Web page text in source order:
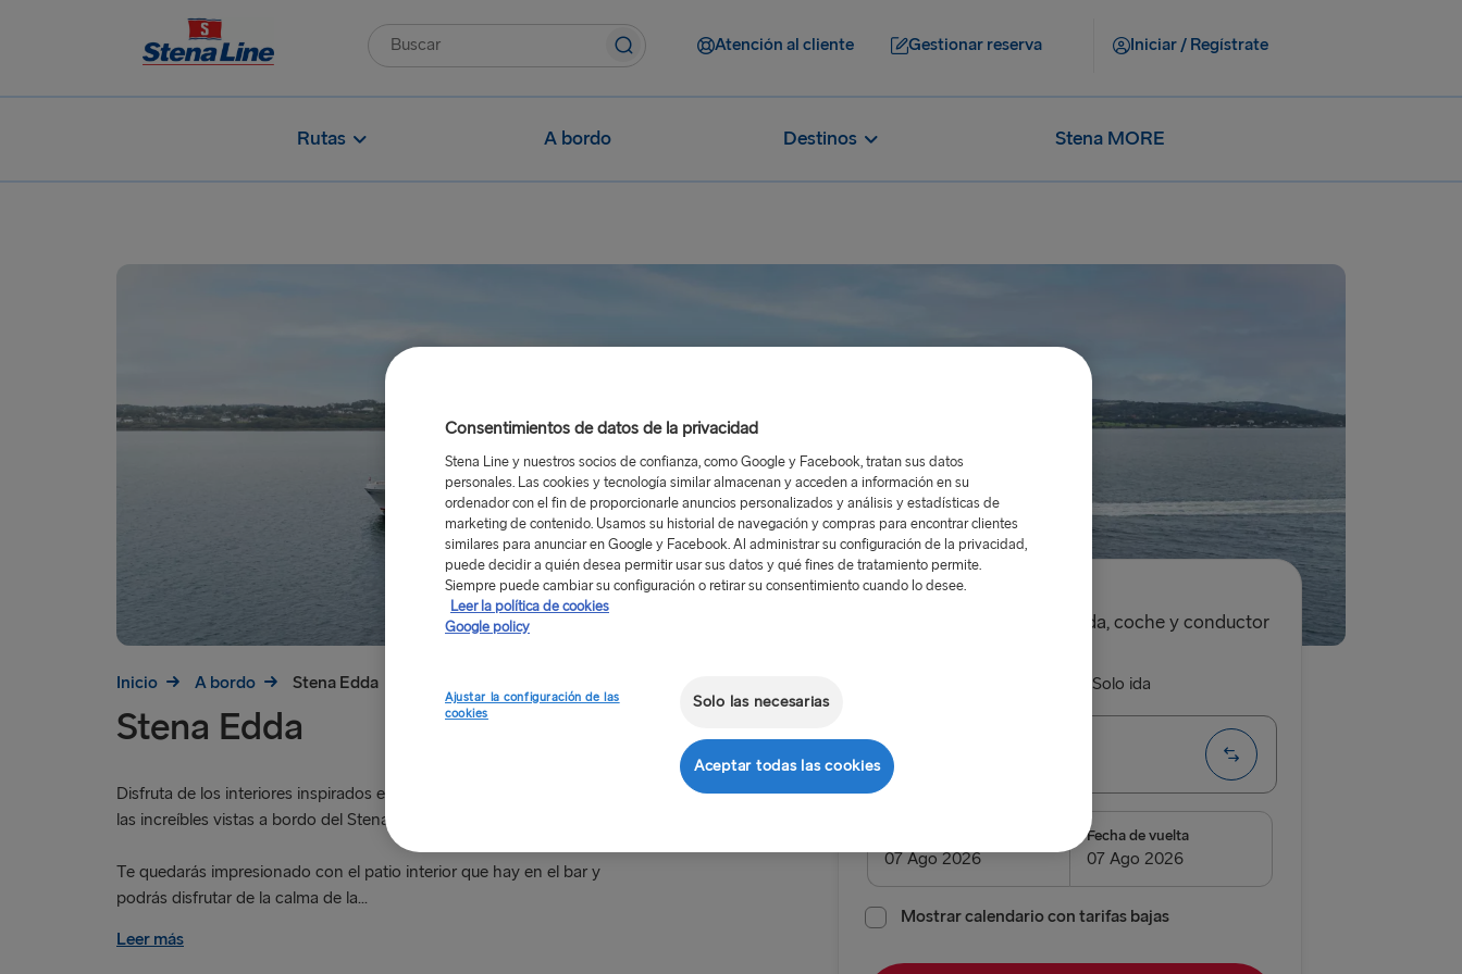
Atención al cliente Gestionar reserva Iniciar / Regístrate
Rutas A bordo Destinos Stena MORE
Inicio A bordo Stena Edda
Stena Edda
Disfruta de los interiores inspirados en la cultura escandinava y de
las increíbles vistas a bordo del Stena Edda.
Te quedarás impresionado con el patio interior que hay en el bar y
podrás disfrutar de la calma de la...
Leer más
solo ida, coche y conductor
Solo ida
Liverpool → Belfast
Belfast → Cairnryan
Belfast → Liverpool
Cairnryan → Belfast
Fecha de vuelta
Mostrar calendario con tarifas bajas
Consentimientos de datos de la privacidad
Stena Line y nuestros socios de confianza, como Google y Facebook, tratan sus datos
personales. Las cookies y tecnología similar almacenan y acceden a información en su
ordenador con el fin de proporcionarle anuncios personalizados y análisis y estadísticas de
marketing de contenido. Usamos su historial de navegación y compras para encontrar clientes
similares para anunciar en Google y Facebook. Al administrar su configuración de la privacidad,
puede decidir a quién desea permitir usar sus datos y qué fines de tratamiento permite.
Siempre puede cambiar su configuración o retirar su consentimiento cuando lo desee.
Leer la política de cookies
Google policy
Ajustar la configuración de las
cookies
Solo las necesarias
Aceptar todas las cookies